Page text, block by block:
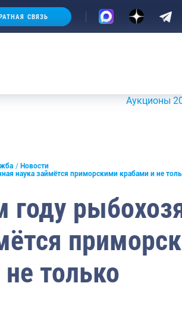
СВЯЗЬ
Аукционы 20-21
Новости
наука займётся приморскими крабами и не
только